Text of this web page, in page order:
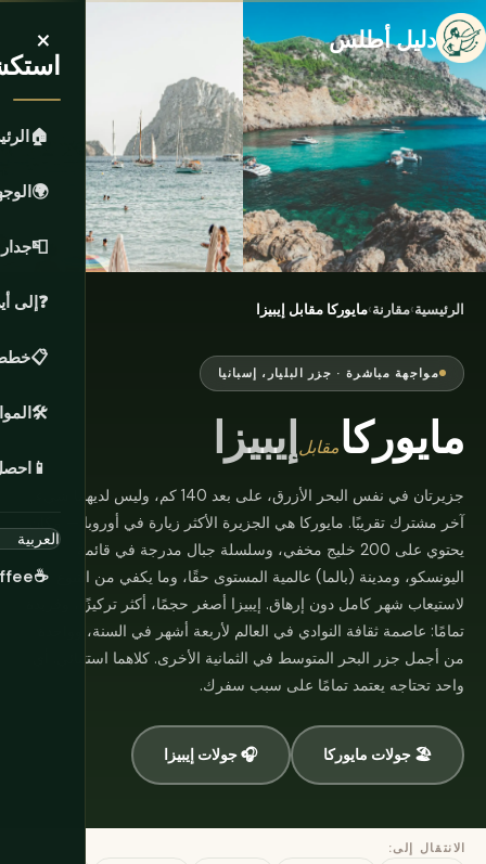
دليل أطلس ×
🏠
🌍
📮
❓إلى
📋
🛠️
📱
☕
الرئيسية›مقارنة›مايوركا مقابل إيبيزا
مواجهة مباشرة · جزر البليار، إسبانيا
مايوركامقابلإيبيزا
جزيرتان في نفس البحر الأزرق، على بعد 140 كم، وليس لديهما شيء
آخر مشترك تقريبًا. مايوركا هي الجزيرة الأكثر زيارة في أوروبا — مكان
يحتوي على 200 خليج مخفي، وسلسلة جبال مدرجة في قائمة
اليونسكو، ومدينة (بالما) عالمية المستوى حقًا، وما يكفي من التنوع
لاستيعاب شهر كامل دون إرهاق. إيبيزا أصغر حجمًا، أكثر تركيزًا، وفريدة
تمامًا: عاصمة ثقافة النوادي في العالم لأربعة أشهر في السنة، وواحدة
من أجمل جزر البحر المتوسط في الثمانية الأخرى. كلاهما استثنائي. أي
واحد تحتاجه يعتمد تمامًا على سبب سفرك.
🏖️ جولات مايوركا 🎧 جولات إيبيزا
الانتقال إلى: